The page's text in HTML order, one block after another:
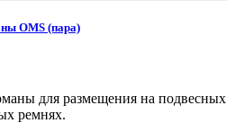
OMS (пара)
для размещения на подвесных
ремнях.